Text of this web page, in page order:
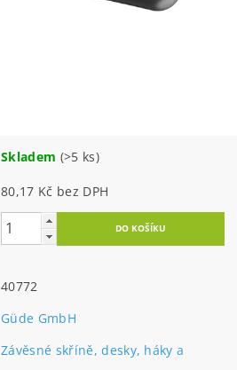
Skladem (>5 ks)
80,17 Kč bez DPH
40772
Güde GmbH
Závěsné skříně, desky, háky a